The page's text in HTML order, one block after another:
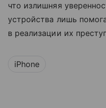
что излишняя
устройства лишь
в реализации их
iPhone